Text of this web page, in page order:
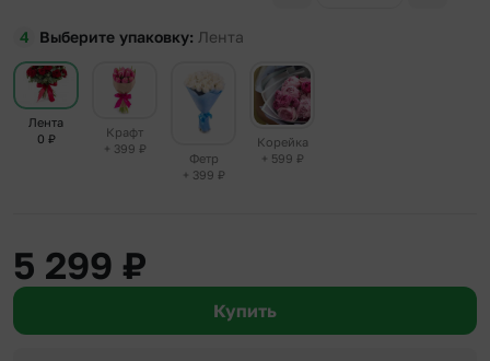
Выберите упаковку Лента
Лента
0 ₽
Крафт
+ 399 ₽
Фетр
+ 399 ₽
Корейка
+ 599 ₽
5 299 ₽
Купить